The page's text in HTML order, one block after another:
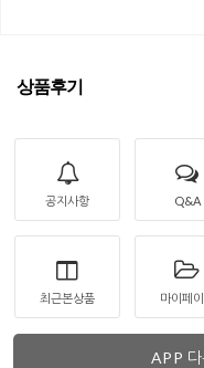
상품후기
공지사항 Q&A
최근본상품 마이페
APP 다